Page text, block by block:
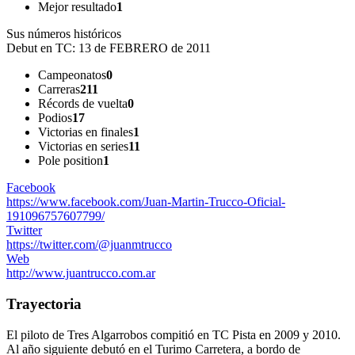
Mejor resultado1
Sus números históricos
Debut en TC: 13 de FEBRERO de 2011
Campeonatos0
Carreras211
Récords de vuelta0
Podios17
Victorias en finales1
Victorias en series11
Pole position1
Facebook
https://www.facebook.com/Juan-Martin-Trucco-Oficial-
191096757607799/
Twitter
https://twitter.com/@juanmtrucco
Web
http://www.juantrucco.com.ar
Trayectoria
El piloto de Tres Algarrobos compitió en TC Pista en 2009 y 2010.
Al año siguiente debutó en el Turimo Carretera, a bordo de